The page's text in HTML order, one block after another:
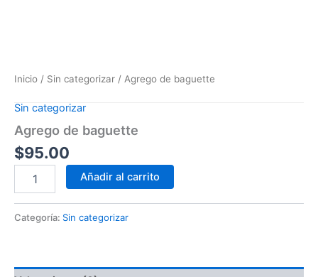
Inicio / Sin categorizar / Agrego de baguette
Sin categorizar
Agrego de baguette
$95.00
Añadir al carrito
Categoría: Sin categorizar